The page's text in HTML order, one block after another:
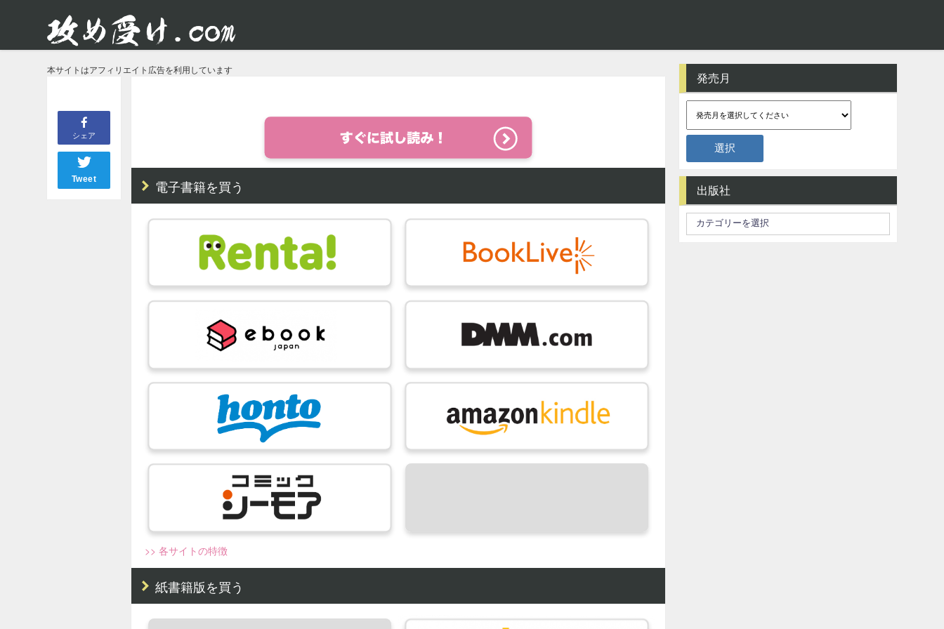
本サイトはアフィリエイト広告を利用しています
シェア
Tweet 電子書籍を買う
>> 各サイトの特徴
紙書籍版を買う
発売月
出版社